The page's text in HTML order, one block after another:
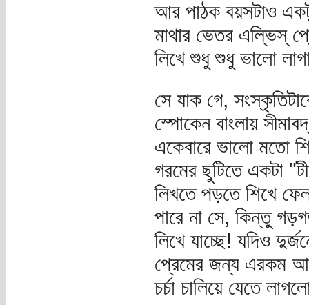
আর পাঠক বয়সটাও
মাথার ভেতর এল্ভিস্
লিখে শুধু শুধু ভালো
সে যাক গে,
স্পোকেন বাংলায়
একেবারে ভালো মতো
গরমের ছুটিতে একটা
লিখতে পড়তে শিখে
পারে না সে, কিন্তু
লিখে যাচ্ছে! যদিও
প্রেমের জন্য এরকম
চর্চা চালিয়ে যেতে